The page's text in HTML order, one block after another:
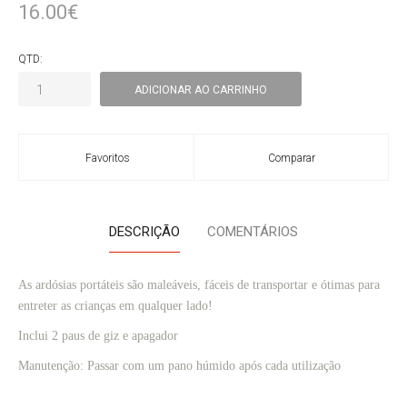
16.00€
QTD:
Favoritos Comparar
DESCRIÇÃO COMENTÁRIOS
As ardósias portáteis são maleáveis, fáceis de transportar e ótimas para
entreter as crianças em qualquer lado!
Inclui 2 paus de giz e apagador
Manutenção: Passar com um pano húmido após cada utilização